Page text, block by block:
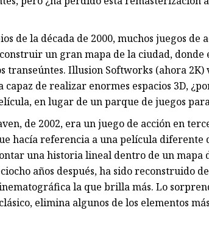
de la década de 2000, muchos juegos de
un gran mapa de la ciudad,
Illusion Softworks (ahora 2K)
de realizar enormes espacios 3D,
en lugar de un parque de juegos
de 2002, era un juego de acción en
hacía referencia a una película diferente
una historia lineal dentro de un mapa
años después, ha sido reconstruido
la que brilla más. Lo
elimina algunos de los elementos